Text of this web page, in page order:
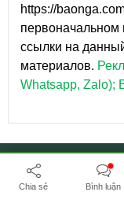
https://
первоначальном
ссылки на
материалов.
Whatsapp, Zalo);
© BẢN QUYỀN
Chia sẻ Bình luận